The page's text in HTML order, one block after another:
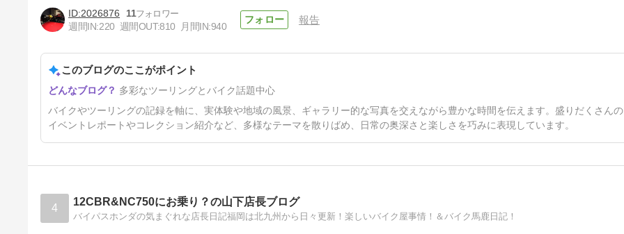
天気予報とは真逆の初日★海の
日ツーリングday1
2026876
11
週間IN:220 週間OUT:810 月間IN:940
報告
このブログのここがポイント
多彩なツーリングとバイク話題中心
バイクやツーリングの記録を軸に、実体験や地域の風景、ギャラリー的な写真を交えながら豊かな時間を伝えます。盛りだくさんの
イベントレポートやコレクション紹介など、多様なテーマを散りばめ、日常の奥深さと楽しさを巧みに表現しています。
4 12CBR&NC750にお乗り？の山下店長ブログ
バイパスホンダの気まぐれな店長日記福岡は北九州から日々更新！楽しいバイク屋事情！＆バイク馬鹿日記！